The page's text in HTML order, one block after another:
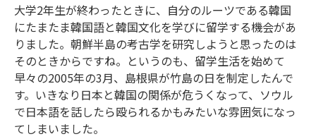
大学2年生が終わったときに、自分のルーツである韓国
にたまたま韓国語と韓国文化を学びに留学する機会があ
りました。朝鮮半島の考古学を研究しようと思ったのは
そのときからですね。というのも、留学生活を始めて
早々の2005年の3月、島根県が竹島の日を制定したんで
す。いきなり日本と韓国の関係が危うくなって、ソウル
で日本語を話したら殴られるかもみたいな雰囲気になっ
てしまいました。